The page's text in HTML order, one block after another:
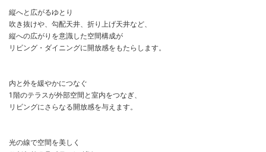
縦へと広がるゆとり
吹き抜けや、勾配天井、折り上げ天井など、
縦への広がりを意識した空間構成が
リビング・ダイニングに開放感をもたらします。
内と外を緩やかにつなぐ
1階のテラスが外部空間と室内をつなぎ、
リビングにさらなる開放感を与えます。
光の線で空間を美しく